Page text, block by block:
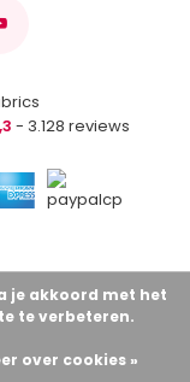
- 3.128 reviews
je akkoord met het
te verbeteren.
over cookies »